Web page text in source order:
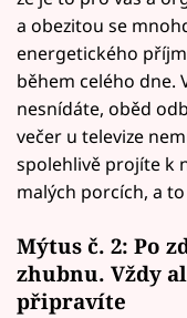
a obezitou se
energetického
během celého dne.
nesnídáte, oběd
večer u televize
spolehlivě projíte k
malých porcích, a
Mýtus č. 2: Po
zhubnu. Vždy
připravíte